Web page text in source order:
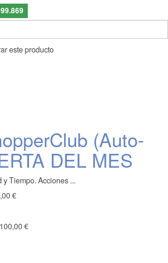
este producto
(Auto-
DEL MES
Tiempo. Acciones ...
€
100,00 €